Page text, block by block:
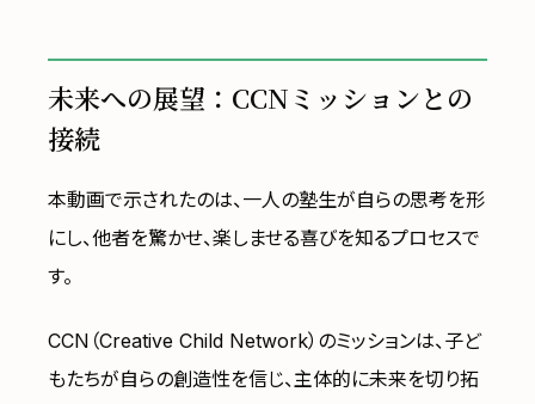
未来への展望：CCNミッションとの
接続
本動画で示されたのは、一人の塾生が自らの思考を形
にし、他者を驚かせ、楽しませる喜びを知るプロセスで
す。
CCN（Creative Child Network）のミッションは、子ど
もたちが自らの創造性を信じ、主体的に未来を切り拓